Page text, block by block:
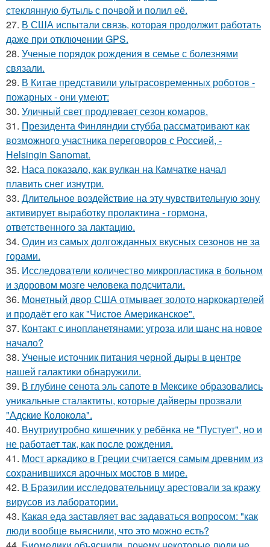
стеклянную бутыль с пoчвой и полил её.
27. В США испытали связь, которая продолжит работать
даже при отключении GPS.
28. Ученые порядок рождения в семье с болезнями
связали.
29. В Китае представили ультрасовременных роботов -
пожарных - они умеют:
30. Уличный свет продлевает сезон комаров.
31. Президента Финляндии стубба рассматривают как
возможного участника переговоров с Россией, -
Helsingin Sanomat.
32. Наса показало, как вулкан на Камчатке начал
плавить снег изнутри.
33. Длительное воздействие на эту чувствительную зону
активирует выработку пролактина - гормона,
ответственного за лактацию.
34. Один из самых долгожданных вкусных сезонов не за
горами.
35. Исследователи количество микропластика в больном
и здоровом мозге человека подсчитали.
36. Монетный двор США отмывает золото наркокартелей
и продаёт его как "Чистое Американское".
37. Контакт с инопланетянами: угроза или шанс на новое
начало?
38. Ученые источник питания черной дыры в центре
нашей галактики обнаружили.
39. В глубине сенота эль сапоте в Мексике образовались
уникальные сталактиты, которые дайверы прозвали
"Адские Колокола".
40. Внутриутробно кишечник у ребёнка не "Пустует", но и
не работает так, как после рождения.
41. Мост аркадико в Греции считается самым древним из
сохранившихся арочных мостов в мире.
42. В Бразилии исследовательницу арестовали за кражу
вирусов из лаборатории.
43. Какая еда заставляет вас задаваться вопросом: "как
люди вообще выяснили, что это можно есть?